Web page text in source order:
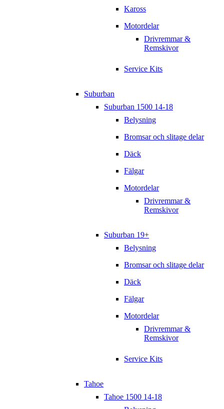
Kaross
Motordelar
Drivremmar &
Remskivor
Service Kits
Suburban
Suburban 1500 14-18
Belysning
Bromsar och slitage delar
Däck
Fälgar
Motordelar
Drivremmar &
Remskivor
Suburban 19+
Belysning
Bromsar och slitage delar
Däck
Fälgar
Motordelar
Drivremmar &
Remskivor
Service Kits
Tahoe
Tahoe 1500 14-18